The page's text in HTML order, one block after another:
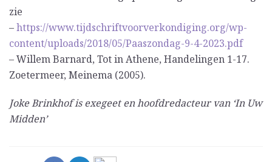
zie
–https://www.tijdschriftvoorverkondiging.org/wp-
content/uploads/2018/05/Paaszondag-9-4-2023.pdf
– Willem Barnard, Tot in Athene, Handelingen 1-17.
Zoetermeer, Meinema (2005).
Joke Brinkhof is exegeet en hoofdredacteur van ‘In Uw
Midden’